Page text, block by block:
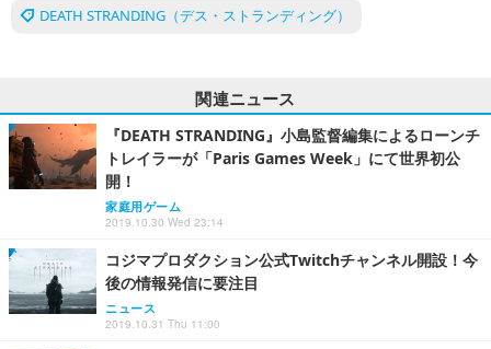
DEATH STRANDING（デス・ストランディング）
関連ニュース
『DEATH STRANDING』小島監督編集によるローンチ
トレイラーが「Paris Games Week」にて世界初公
開！
家庭用ゲーム
2019.10.30 Wed 23:14
コジマプロダクション公式Twitchチャンネル開設！今
後の情報発信に要注目
ニュース
2019.10.31 Thu 11:00